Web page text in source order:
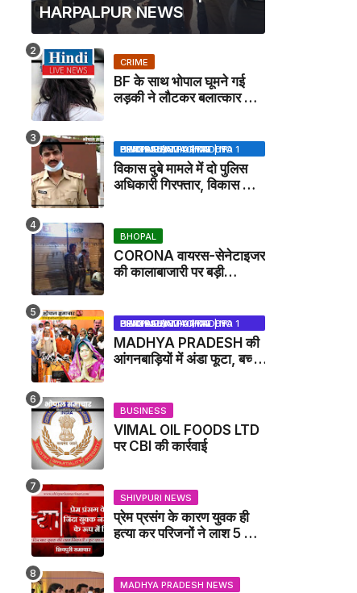
HARPALPUR NEWS
CRIME
BF के साथ भोपाल घूमने गई
लड़की ने लौटकर बलात्कार का
BHOPAL SAMACHAR | NO 1 HINDI NEWS PORTAL OF CENTRAL INDIA (MADHYA PRADESH)
विकास दुबे मामले में दो पुलिस
अधिकारी गिरफ्तार, विकास की
BHOPAL
CORONA वायरस-सेनेटाइजर
की कालाबाजारी पर बड़ी
BHOPAL SAMACHAR | NO 1 HINDI NEWS PORTAL OF CENTRAL INDIA (MADHYA PRADESH)
MADHYA PRADESH की
आंगनबाड़ियों में अंडा फूटा, बच्चों
BUSINESS
VIMAL OIL FOODS LTD
पर CBI की कार्रवाई
SHIVPURI NEWS
प्रेम प्रसंग के कारण युवक ही
हत्या कर परिजनों ने लाश 5 फुट
News
MADHYA PRADESH NEWS